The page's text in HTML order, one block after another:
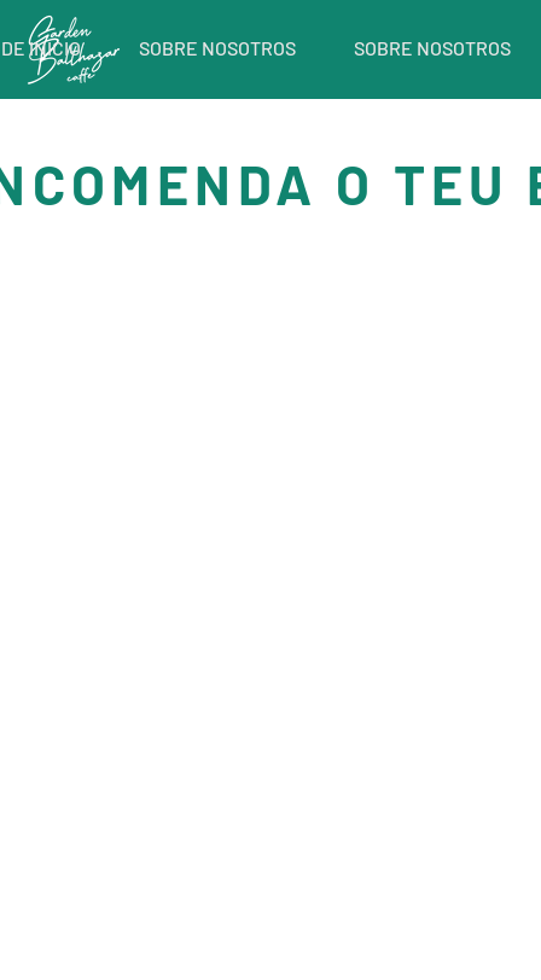
INICIO SOBRE NOSOTROS SOBRE NOSOTROS
O TEU